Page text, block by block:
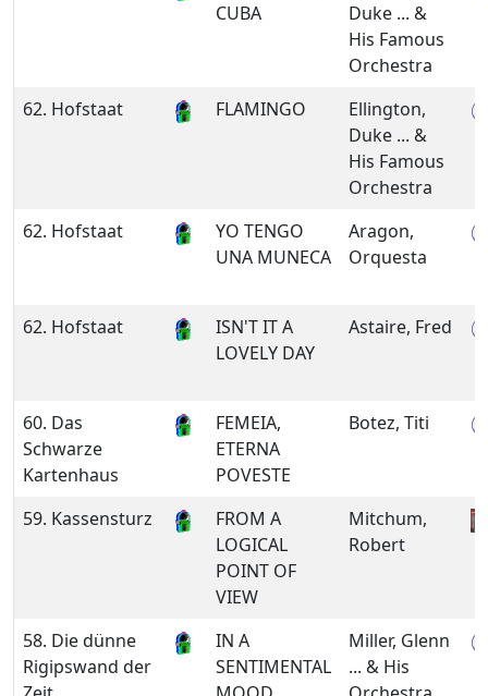
CUBA
Duke ... &
His Famous
Orchestra
62. Hofstaat
FLAMINGO
Ellington,
Duke ... &
His Famous
Orchestra
62. Hofstaat
YO TENGO
UNA MUNECA
Aragon,
Orquesta
62. Hofstaat
ISN'T IT A
LOVELY DAY
Astaire, Fred
60. Das
Schwarze
Kartenhaus
FEMEIA,
ETERNA
POVESTE
Botez, Titi
59. Kassensturz
FROM A
LOGICAL
POINT OF
VIEW
Mitchum,
Robert
58. Die dünne
Rigipswand der
IN A
SENTIMENTAL
Miller, Glenn
... & His